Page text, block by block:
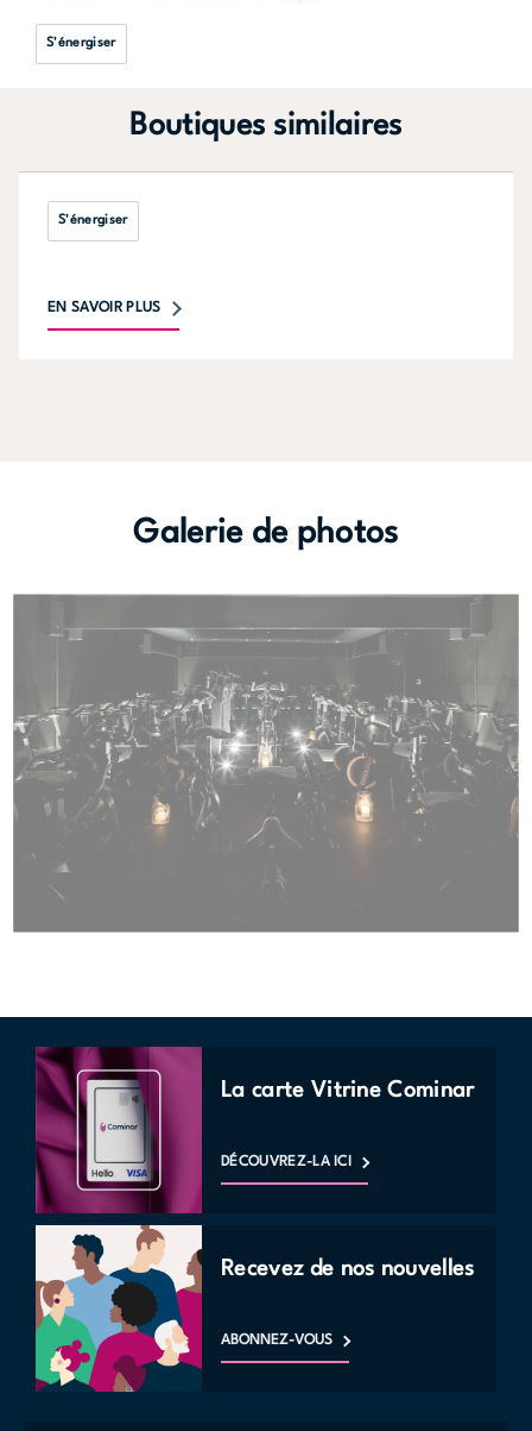
S'énergiser
Boutiques similaires
S'énergiser
EN SAVOIR PLUS
Galerie de photos
La carte Vitrine Cominar
DÉCOUVREZ-LA ICI
Recevez de nos nouvelles
ABONNEZ-VOUS